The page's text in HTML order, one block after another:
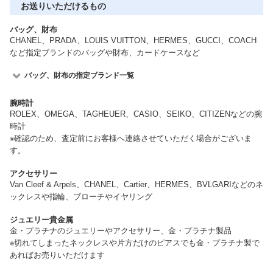
お送りいただけるもの
バッグ、財布
CHANEL、PRADA、LOUIS VUITTON、HERMES、GUCCI、COACH
など指定ブランドのバッグや財布、カードケースなど
バッグ、財布の指定ブランド一覧
腕時計
ROLEX、OMEGA、TAGHEUER、CASIO、SEIKO、CITIZENなどの腕
時計
※確認のため、査定前にお客様へ連絡させていただく場合がございま
す。
アクセサリー
Van Cleef & Arpels、CHANEL、Cartier、HERMES、BVLGARIなどのネ
ックレスや指輪、ブローチやイヤリング
ジュエリー貴金属
金・プラチナのジュエリーやアクセサリー、金・プラチナ製品
※切れてしまったネックレスや片方だけのピアスでも金・プラチナ製で
あればお売りいただけます